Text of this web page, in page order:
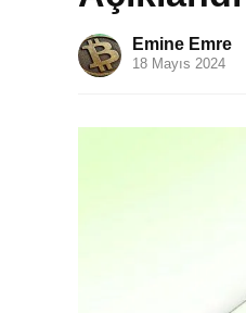
Emine Emre
18 Mayıs 2024